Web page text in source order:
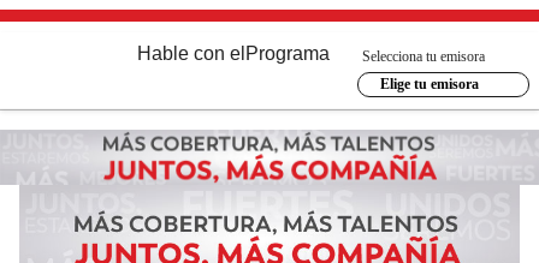
Hable con el Programa
Selecciona tu emisora
Elige tu emisora